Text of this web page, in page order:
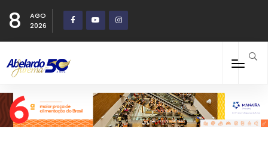
8
AGO
2026